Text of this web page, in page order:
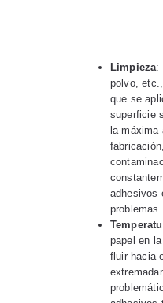
Limpieza:
polvo,
que se
superficie
la máxima
adhesivos
problemas.
papel en
fluir hacia